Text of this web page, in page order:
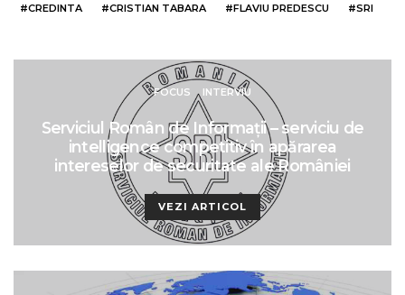
CREDINTA CRISTIAN TABARA FLAVIU PREDESCU SRI
FOCUS INTERVIU
Serviciul Român de Informații – serviciu de
intelligence competitiv în apărarea
intereselor de securitate ale României
VEZI ARTICOL